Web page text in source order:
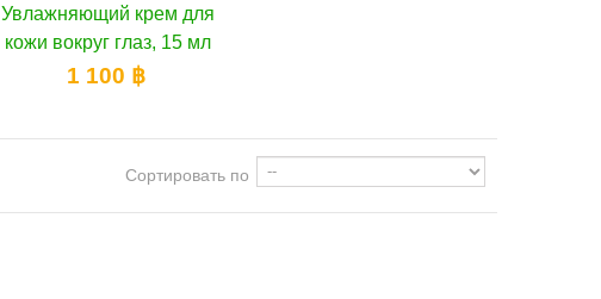
Увлажняющий крем для
кожи вокруг глаз, 15 мл
1 100 ฿
Сортировать по